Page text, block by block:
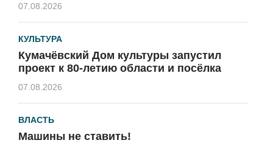
07.08.2026
КУЛЬТУРА
Кумачёвский Дом культуры запустил
проект к 80-летию области и посёлка
07.08.2026
ВЛАСТЬ
Машины не ставить!